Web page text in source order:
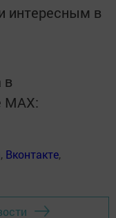
интересным в
в
MАХ:
, Вконтакте,